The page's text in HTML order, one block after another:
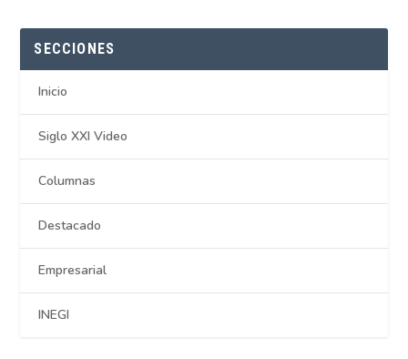
SECCIONES
Inicio
Siglo XXI Video
Columnas
Destacado
Empresarial
INEGI